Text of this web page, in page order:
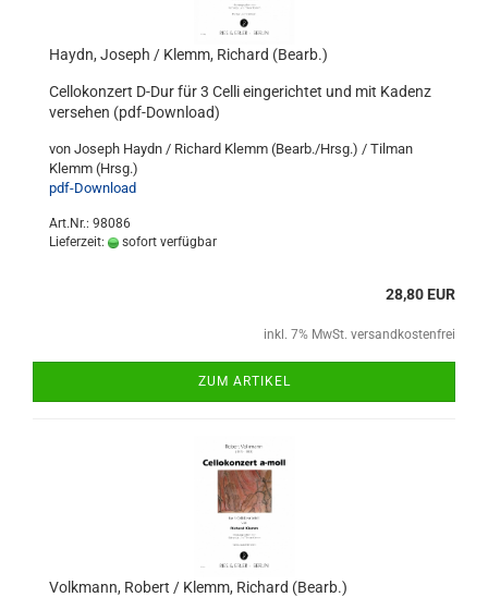
Haydn, Joseph / Klemm, Richard (Bearb.)
Cellokonzert D-Dur für 3 Celli eingerichtet und mit Kadenz
versehen (pdf-Download)
von Joseph Haydn / Richard Klemm (Bearb./Hrsg.) / Tilman
Klemm (Hrsg.)
pdf-Download
Art.Nr.: 98086
Lieferzeit:
sofort verfügbar
28,80 EUR
inkl. 7% MwSt. versandkostenfrei
ZUM ARTIKEL
Volkmann, Robert / Klemm, Richard (Bearb.)